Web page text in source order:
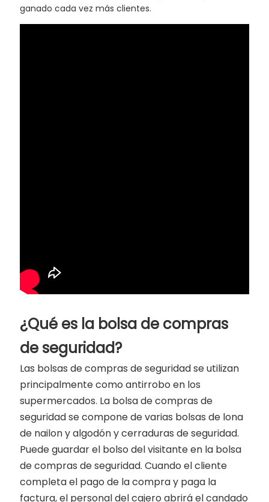
ganado cada vez más clientes.
¿Qué es la bolsa de compras
de seguridad?
Las bolsas de compras de seguridad se utilizan
principalmente como antirrobo en los
supermercados. La bolsa de compras de
seguridad se compone de varias bolsas de lona
de nailon y algodón y cerraduras de seguridad.
Puede guardar el bolso del visitante en la bolsa
de compras de seguridad. Cuando el cliente
completa el pago de la compra y paga la
factura, el personal del cajero abrirá el candado